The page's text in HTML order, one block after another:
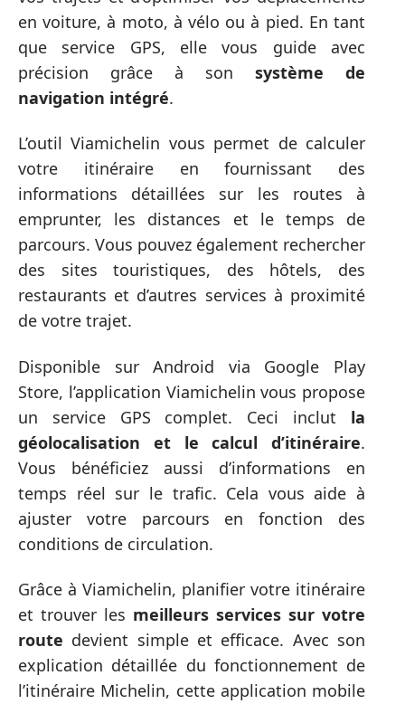
en voiture, à moto, à vélo ou à pied. En tant
que service GPS, elle vous guide avec
précision grâce à son système de
navigation intégré.
L’outil Viamichelin vous permet de calculer
votre itinéraire en fournissant des
informations détaillées sur les routes à
emprunter, les distances et le temps de
parcours. Vous pouvez également rechercher
des sites touristiques, des hôtels, des
restaurants et d’autres services à proximité
de votre trajet.
Disponible sur Android via Google Play
Store, l’application Viamichelin vous propose
un service GPS complet. Ceci inclut la
géolocalisation et le calcul d’itinéraire.
Vous bénéficiez aussi d’informations en
temps réel sur le trafic. Cela vous aide à
ajuster votre parcours en fonction des
conditions de circulation.
Grâce à Viamichelin, planifier votre itinéraire
et trouver les meilleurs services sur votre
route devient simple et efficace. Avec son
explication détaillée du fonctionnement de
l’itinéraire Michelin, cette application mobile